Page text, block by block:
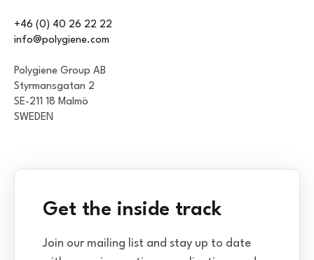
+46 (0) 40 26 22 22
info@polygiene.com
Polygiene Group AB
Styrmansgatan 2
SE-211 18 Malmö
SWEDEN
Get the inside track
Join our mailing list and stay up to date